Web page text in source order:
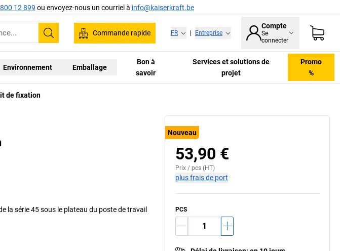
12 899 ou envoyez-nous un courriel à info@kaiserkraft.be
Recherche
Commande rapide FR Entreprise
Compte
Se
connecter
Environnement Emballage
Bon à
savoir
Services et solutions de
projet
Promo
%
de fixation
la série 45 sous le plateau du poste de travail
Exemple d'équipement (avec accessoires)
Nouveau
53,90 €
Prix / pcs (HT)
plus frais de port
PCS